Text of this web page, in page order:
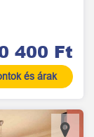
400 Ft
és árak